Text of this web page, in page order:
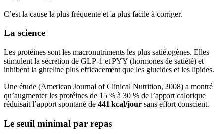
C’est la cause la plus fréquente et la plus facile à corriger.
La science
Les protéines sont les macronutriments les plus satiétogènes. Elles
stimulent la sécrétion de GLP-1 et PYY (hormones de satiété) et
inhibent la ghréline plus efficacement que les glucides et les lipides.
Une étude (American Journal of Clinical Nutrition, 2008) a montré
qu’augmenter les protéines de 15 % à 30 % de l’apport calorique
réduisait l’apport spontané de 441 kcal/jour sans effort conscient.
Le seuil minimal par repas